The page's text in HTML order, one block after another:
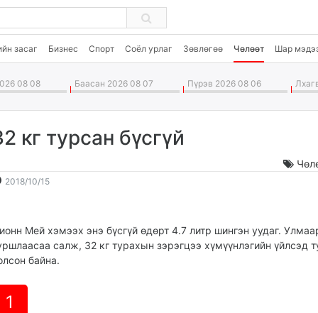
засаг Бизнес Спорт Соёл урлаг Зөвлөгөө Чөлөөт Шар
08 08 Баасан 2026 08 07 Пүрэв 2026 08 06
кг турсан бүсгүй
2018/10/152018-
15:10:24
2026-
00:05:56
Мей хэмээх энэ бүсгүй өдөрт 4.7 литр шингэн уудаг.
салж, 32 кг турахын зэрэгцээ хүмүүнлэгийн үйлсэд
байна.
1